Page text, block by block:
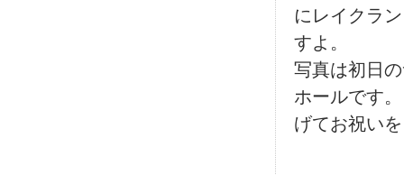
にレイクラ
すよ。
写真は初日
ホールです
げてお祝い